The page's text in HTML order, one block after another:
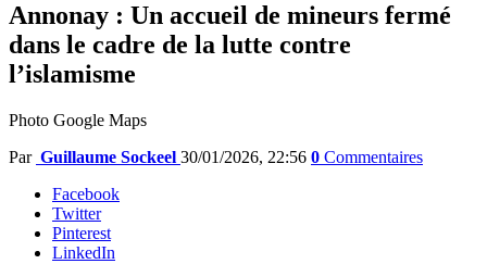
Annonay : Un accueil de mineurs fermé
dans le cadre de la lutte contre
l’islamisme
Photo Google Maps
Par Guillaume Sockeel 30/01/2026, 22:56 0 Commentaires
Facebook
Twitter
Pinterest
LinkedIn